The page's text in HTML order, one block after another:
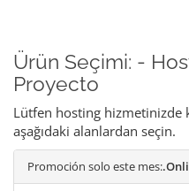
Ürün Seçimi: -
Proyecto
Lütfen hosting hizmetinizde
aşağıdaki alanlardan seçin.
Promoción solo este mes: